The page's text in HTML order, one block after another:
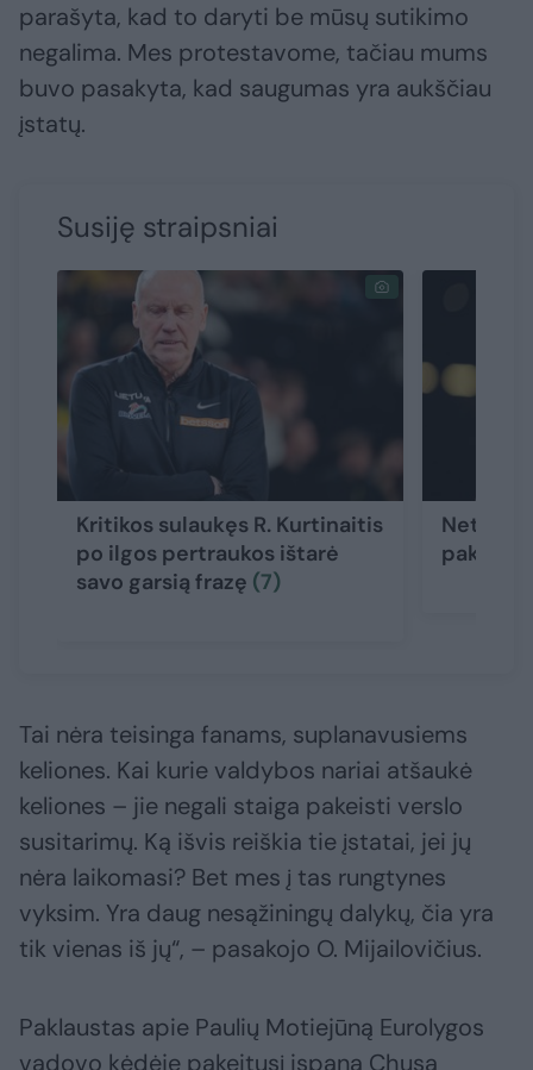
parašyta, kad to daryti be mūsų sutikimo
negalima. Mes protestavome, tačiau mums
buvo pasakyta, kad saugumas yra aukščiau
įstatų.
Susiję straipsniai
Kritikos sulaukęs R. Kurtinaitis
po ilgos pertraukos ištarė
savo garsią frazę (7)
pakeitė
Tai nėra teisinga fanams, suplanavusiems
keliones. Kai kurie valdybos nariai atšaukė
keliones – jie negali staiga pakeisti verslo
susitarimų. Ką išvis reiškia tie įstatai, jei jų
nėra laikomasi? Bet mes į tas rungtynes
vyksim. Yra daug nesąžiningų dalykų, čia yra
tik vienas iš jų“, – pasakojo O. Mijailovičius.
Paklaustas apie Paulių Motiejūną Eurolygos
vadovo kėdėje pakeitusį ispaną Chusą